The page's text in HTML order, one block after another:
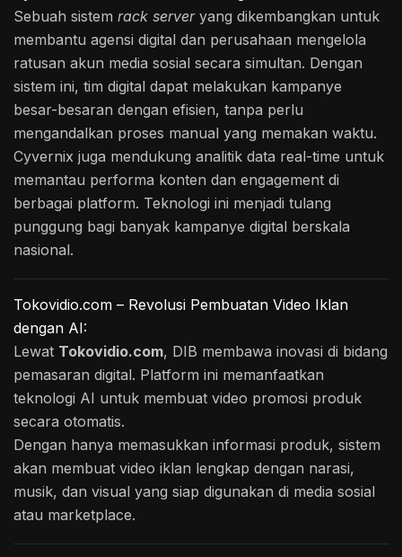
Sebuah sistem rack serveryang dikembangkan untuk
membantu agensi digital dan perusahaan mengelola
ratusan akun media sosial secara simultan. Dengan
sistem ini, tim digital dapat melakukan kampanye
besar-besaran dengan efisien, tanpa perlu
mengandalkan proses manual yang memakan waktu.
Cyvernix juga mendukung analitik data real-time untuk
memantau performa konten dan engagement di
berbagai platform. Teknologi ini menjadi tulang
punggung bagi banyak kampanye digital berskala
nasional.
Tokovidio.com – Revolusi Pembuatan Video Iklan
dengan AI:
Lewat Tokovidio.com, DIB membawa inovasi di bidang
pemasaran digital. Platform ini memanfaatkan
teknologi AI untuk membuat video promosi produk
secara otomatis.
Dengan hanya memasukkan informasi produk, sistem
akan membuat video iklan lengkap dengan narasi,
musik, dan visual yang siap digunakan di media sosial
atau marketplace.